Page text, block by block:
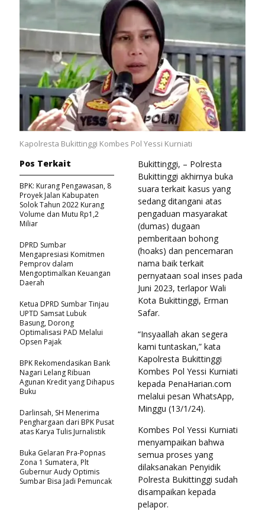
Kapolresta Bukittinggi Kombes Pol Yessi Kurniati
Bukittinggi, – Polresta
Bukittinggi akhirnya buka
suara terkait kasus yang
sedang ditangani atas
pengaduan masyarakat
(dumas) dugaan
pemberitaan bohong
(hoaks) dan pencemaran
nama baik terkait
pernyataan soal inses pada
Juni 2023, terlapor Wali
Kota Bukittinggi, Erman
Safar.
“Insyaallah akan segera
kami tuntaskan,” kata
Kapolresta Bukittinggi
Kombes Pol Yessi Kurniati
kepada PenaHarian.com
melalui pesan WhatsApp,
Minggu (13/1/24).
Kombes Pol Yessi Kurniati
menyampaikan bahwa
semua proses yang
dilaksanakan Penyidik
Polresta Bukittinggi sudah
disampaikan kepada
pelapor.
Pos Terkait
BPK: Kurang Pengawasan, 8
Proyek Jalan Kabupaten
Solok Tahun 2022 Kurang
Volume dan Mutu Rp1,2
Miliar
DPRD Sumbar
Mengapresiasi Komitmen
Pemprov dalam
Mengoptimalkan Keuangan
Daerah
Ketua DPRD Sumbar Tinjau
UPTD Samsat Lubuk
Basung, Dorong
Optimalisasi PAD Melalui
Opsen Pajak
BPK Rekomendasikan Bank
Nagari Lelang Ribuan
Agunan Kredit yang Dihapus
Buku
Darlinsah, SH Menerima
Penghargaan dari BPK Pusat
atas Karya Tulis Jurnalistik
Buka Gelaran Pra-Popnas
Zona 1 Sumatera, Plt
Gubernur Audy Optimis
Sumbar Bisa Jadi Pemuncak